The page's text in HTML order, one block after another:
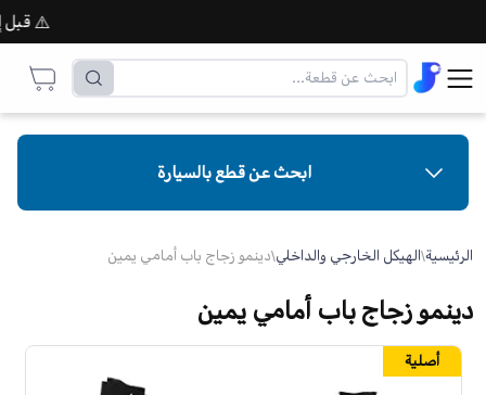
⚠️ قبل
ابحث عن قطع بالسيارة
الرئيسية\الهيكل الخارجي والداخلي\دينمو زجاج باب أمامي يمين
دينمو زجاج باب أمامي يمين
أصلية